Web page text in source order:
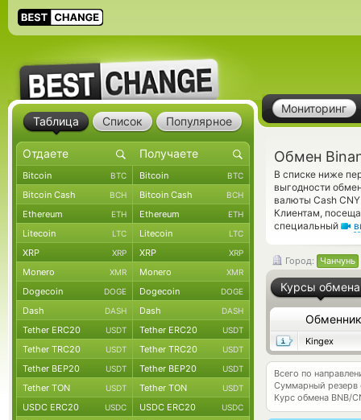
Мониторинг
Обмен
В списке ниже
выгодности
валюты Cash
Клиентам,
специальный
Город: Чанчунь
Курсы обмена
Обменник
Kingex
Всего по
Суммарный резерв
Курс обмена BNB/
Таблица Список Популярное
Bitcoin BTC Bitcoin BTC
Bitcoin Cash BCH Bitcoin Cash BCH
Ethereum ETH Ethereum ETH
Litecoin LTC Litecoin LTC
XRP XRP XRP XRP
Monero XMR Monero XMR
Dogecoin DOGE Dogecoin DOGE
Dash DASH Dash DASH
Tether ERC20 USDT Tether ERC20 USDT
Tether TRC20 USDT Tether TRC20 USDT
Tether BEP20 USDT Tether BEP20 USDT
Tether TON USDT Tether TON USDT
USDC ERC20 USDC USDC ERC20 USDC